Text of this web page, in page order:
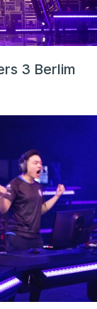
3 Berlim